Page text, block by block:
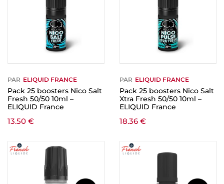
PAR ELIQUID FRANCE
Pack 25 boosters Nico Salt
Fresh 50/50 10ml –
ELIQUID France
13.50 €
PAR ELIQUID FRANCE
Pack 25 boosters Nico Salt
Xtra Fresh 50/50 10ml –
ELIQUID France
18.36 €